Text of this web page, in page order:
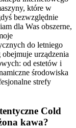
które w
bezwzględnie
dla Was obszerne,
do letniego
urządzenia
od estetów i
środowiska
strefy
Cold
kawa?